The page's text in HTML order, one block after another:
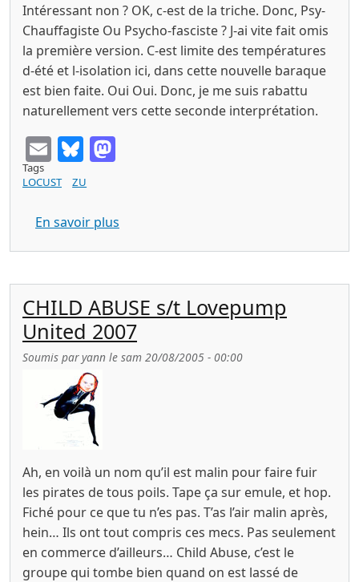
Intéressant non ? OK, c-est de la triche. Donc, Psy-
Chauffagiste Ou Psycho-fasciste ? J-ai vite fait omis
la première version. C-est limite des températures
d-été et l-isolation ici, dans cette nouvelle baraque
est bien faite. Oui Oui. Donc, je me suis rabattu
naturellement vers cette seconde interprétation.
EmailBluesky
Tags
LOCUST
ZU
En savoir plus
CHILD ABUSE s/t Lovepump
United 2007
Soumis paryann le sam 20/08/2005 - 00:00
Ah, en voilà un nom qu’il est malin pour faire fuir
les pirates de tous poils. Tape ça sur emule, et hop.
Fiché pour ce que tu n’es pas. T’as l’air malin après,
hein… Ils ont tout compris ces mecs. Pas seulement
en commerce d’ailleurs… Child Abuse, c’est le
groupe qui tombe bien quand on est lassé de